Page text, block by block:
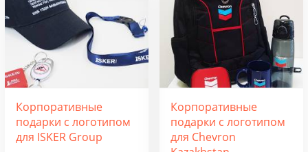
из наборов «Кофеист»,
«Christmas Sky» и
«Adora». Вглядываться
в черное, как смоль,
зимнее небо и
подмигивать в ответ
Вдыхать ягодный
аромат чая и ощущать
кислинку варенья на
предложили набор из
рюкзака, фонарика,
термокружки и
беспроводного
зарядного устройства.
Эти сувениры с
сферу деятельности
группы компаний и
будут полезны всем,
Корпоративные
подарки с логотипом
для ISKER Group
Корпоративные
подарки с логотипом
для Chevron